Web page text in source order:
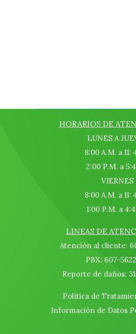
HORARIOS DE
LUNES A
8:00 A.M. a 11:
2:00 P.M. a
VIERNES
8:00 A.M. a 11:
1:00 P.M. a
LINEAS DE
Atención al cliente:
PBX: 607-
Reporte de daños:
Política de
Información de Datos